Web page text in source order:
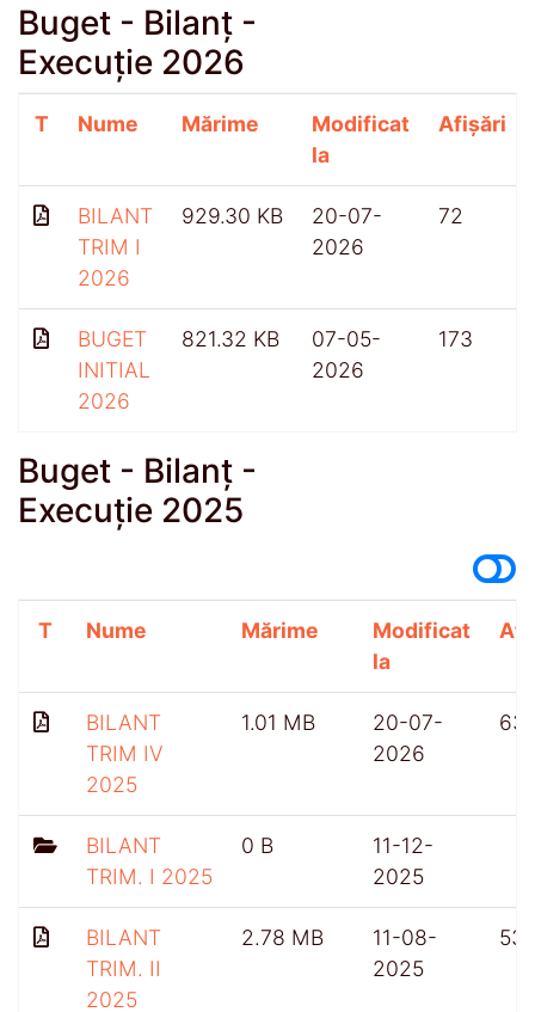
Buget - Bilanț -
Execuție 2026
T Nume Mărime
Modificat
la
Afișări
BILANT
TRIM I
2026
929.30 KB
20-07-
2026
72
BUGET
INITIAL
2026
821.32 KB
07-05-
2026
173
Buget - Bilanț -
Execuție 2025
T Nume Mărime
Modificat
la
BILANT
TRIM IV
2025
1.01 MB
20-07-
2026
63
BILANT
TRIM. I 2025
0 B
11-12-
2025
BILANT
TRIM. II
2025
2.78 MB
11-08-
2025
531